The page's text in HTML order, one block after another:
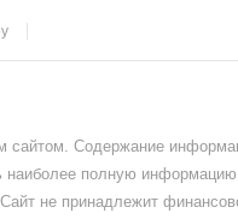
Содержание
наиболее полную
не принадлежит